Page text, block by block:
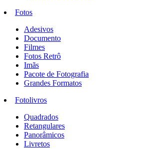
Fotos
Adesivos
Documento
Filmes
Fotos Retrô
Imãs
Pacote de Fotografia
Grandes Formatos
Fotolivros
Quadrados
Retangulares
Panorâmicos
Livretos